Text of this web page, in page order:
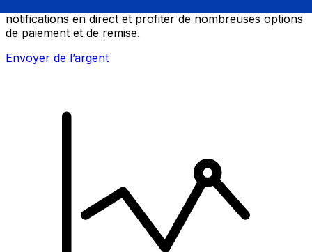
notifications en direct et profiter de nombreuses options
de paiement et de remise.
Envoyer de l’argent